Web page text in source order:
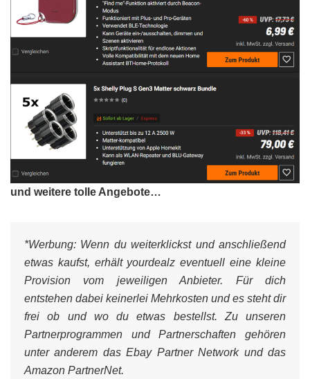
und weitere tolle Angebote…
*Werbung: Wenn du weiterklickst und anschließend
etwas kaufst, erhält yourdealz eventuell eine kleine
Provision vom jeweiligen Anbieter. Für dich
entstehen dabei keinerlei Mehrkosten und es steht dir
frei ob und wo du etwas bestellst. Zu unseren
Partnerprogrammen und Partnerschaften gehören
unter anderem das Ebay Partner Network und das
Amazon PartnerNet.